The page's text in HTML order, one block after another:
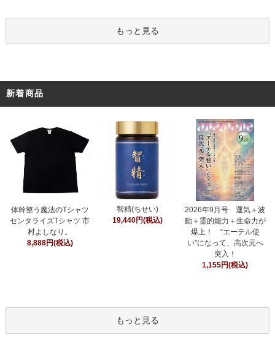
もっと見る
新着商品
体幹整う魔法のTシャツ
センタライズTシャツ 市
村よしなり。
8,888円(税込)
智精(ちせい)
19,440円(税込)
2026年9月号 運気＋波
動＋霊的能力＋生命力が
爆上！ “エーテル使
い”になって、高次元へ
突入！
1,155円(税込)
もっと見る